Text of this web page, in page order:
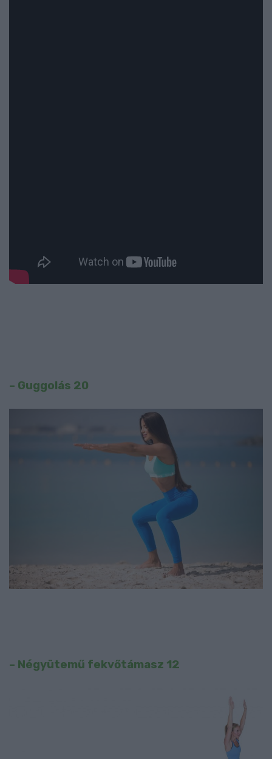
– Guggolás 20
– Négyütemű fekvőtámasz 12